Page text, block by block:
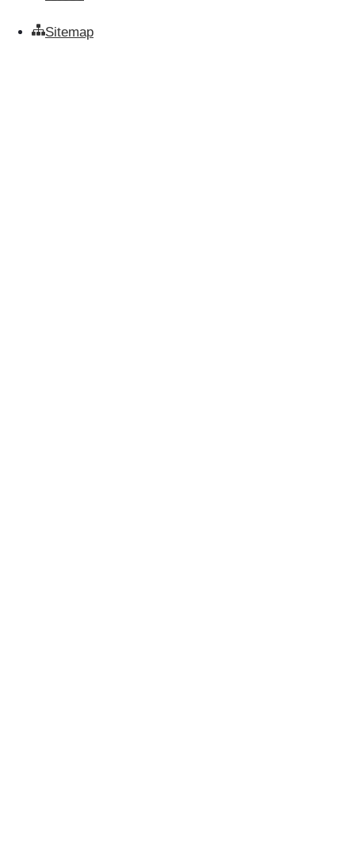
Sitemap